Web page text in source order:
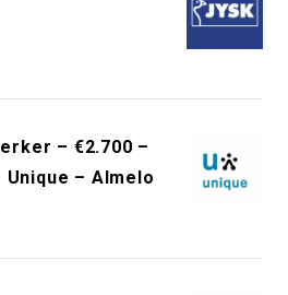
– €2.700 –
Unique – Almelo